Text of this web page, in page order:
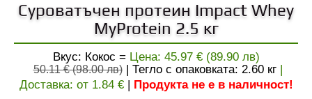
Суроватъчен протеин Impact Whey
MyProtein 2.5 кг
Вкус: Кокос = Цена: 45.97 € (89.90 лв)
50.11 € (98.00 лв) | Тегло с опаковката: 2.60кг |
Доставка: от 1.84€| Продукта не е в наличност!